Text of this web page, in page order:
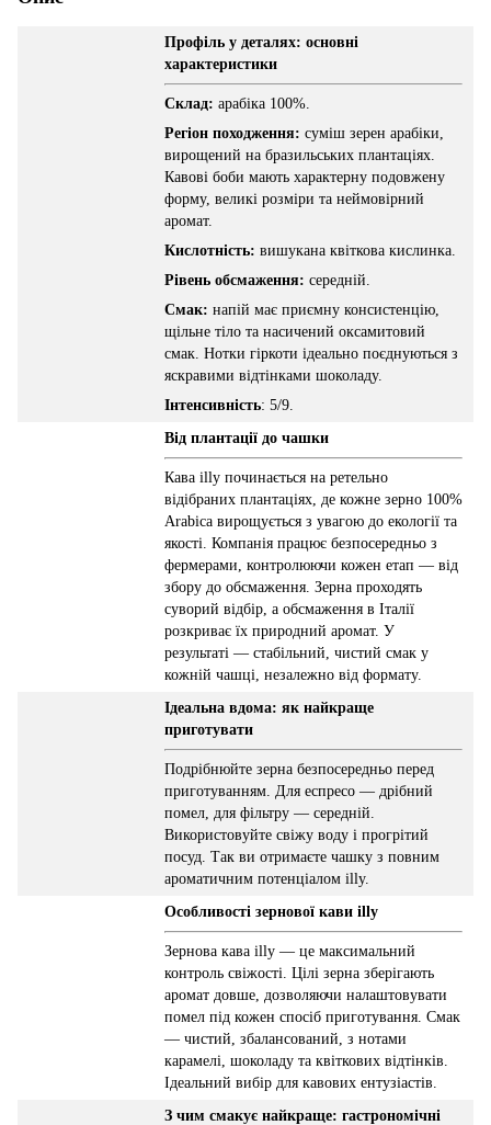
Профіль у деталях: основні
характеристики
Склад: арабіка 100%.
Регіон походження: суміш зерен арабіки,
вирощений на бразильських плантаціях.
Кавові боби мають характерну подовжену
форму, великі розміри та неймовірний
аромат.
Кислотність: вишукана квіткова кислинка.
Рівень обсмаження: середній.
Смак: напій має приємну консистенцію,
щільне тіло та насичений оксамитовий
смак. Нотки гіркоти ідеально поєднуються з
яскравими відтінками шоколаду.
Інтенсивність: 5/9.
Від плантації до чашки
Кава illy починається на ретельно
відібраних плантаціях, де кожне зерно 100%
Arabica вирощується з увагою до екології та
якості. Компанія працює безпосередньо з
фермерами, контролюючи кожен етап — від
збору до обсмаження. Зерна проходять
суворий відбір, а обсмаження в Італії
розкриває їх природний аромат. У
результаті — стабільний, чистий смак у
кожній чашці, незалежно від формату.
Ідеальна вдома: як найкраще
приготувати
Подрібнюйте зерна безпосередньо перед
приготуванням. Для еспресо — дрібний
помел, для фільтру — середній.
Використовуйте свіжу воду і прогрітий
посуд. Так ви отримаєте чашку з повним
ароматичним потенціалом illy.
Особливості зернової кави illy
Зернова кава illy — це максимальний
контроль свіжості. Цілі зерна зберігають
аромат довше, дозволяючи налаштовувати
помел під кожен спосіб приготування. Смак
— чистий, збалансований, з нотами
карамелі, шоколаду та квіткових відтінків.
Ідеальний вибір для кавових ентузіастів.
З чим смакує найкраще: гастрономічні